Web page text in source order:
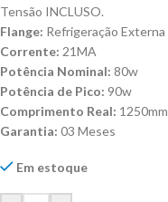
Tensão INCLUSO.
Flange: Refrigeração Externa
Corrente: 21MA
Potência Nominal: 80w
Potência de Pico: 90w
Comprimento Real: 1250mm
Garantia: 03 Meses
Em estoque